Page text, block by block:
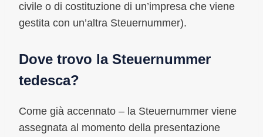
civile o di costituzione di un’impresa che viene
gestita con un’altra Steuernummer).
Dove trovo la Steuernummer
tedesca?
Come già accennato – la Steuernummer viene
assegnata al momento della presentazione